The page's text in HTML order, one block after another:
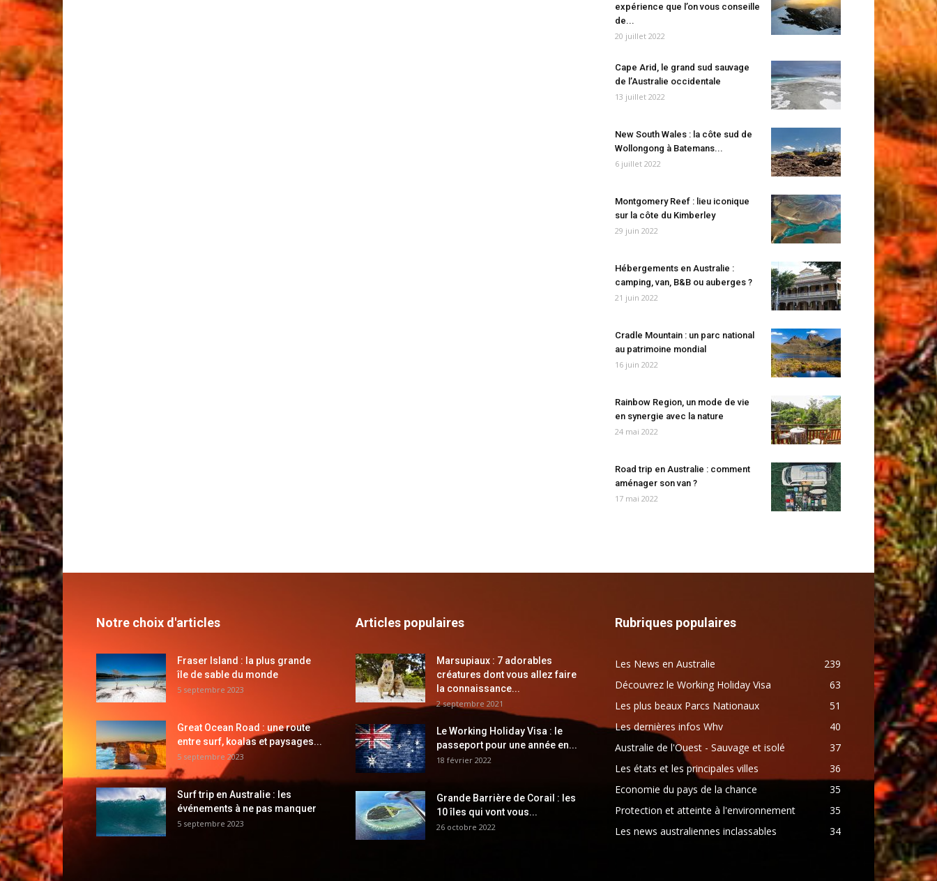
expérience que l’on vous conseille
de...
20 juillet 2022
Cape Arid, le grand sud sauvage
de l’Australie occidentale
13 juillet 2022
New South Wales : la côte sud de
Wollongong à Batemans...
6 juillet 2022
Montgomery Reef : lieu iconique
sur la côte du Kimberley
29 juin 2022
Hébergements en Australie :
camping, van, B&B ou auberges ?
21 juin 2022
Cradle Mountain : un parc national
au patrimoine mondial
16 juin 2022
Rainbow Region, un mode de vie
en synergie avec la nature
24 mai 2022
Road trip en Australie : comment
aménager son van ?
17 mai 2022
Notre choix d'articles
Fraser Island : la plus grande
île de sable du monde
5 septembre 2023
Great Ocean Road : une route
entre surf, koalas et paysages...
5 septembre 2023
Surf trip en Australie : les
événements à ne pas manquer
5 septembre 2023
Articles populaires
Marsupiaux : 7 adorables
créatures dont vous allez faire
la connaissance...
2 septembre 2021
Le Working Holiday Visa : le
passeport pour une année en...
18 février 2022
Grande Barrière de Corail : les
10 îles qui vont vous...
26 octobre 2022
Rubriques populaires
Les News en Australie
239
Découvrez le Working Holiday Visa
63
Les plus beaux Parcs Nationaux
51
Les dernières infos Whv
40
Australie de l'Ouest - Sauvage et isolé
37
Les états et les principales villes
36
Economie du pays de la chance
35
Protection et atteinte à l'environnement
35
Les news australiennes inclassables
34